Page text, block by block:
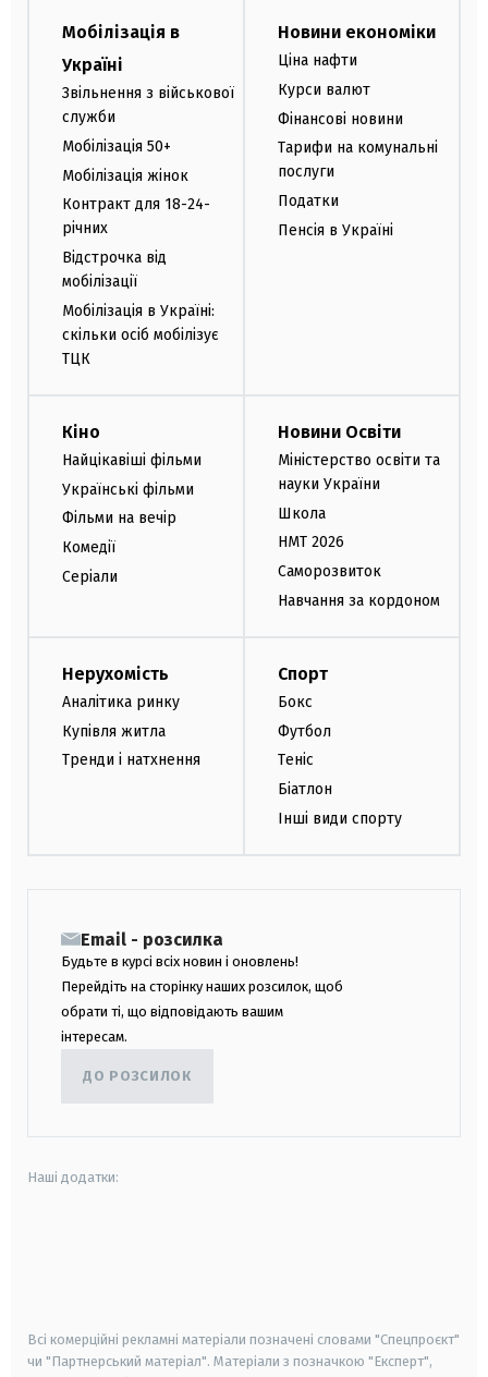
Мобілізація в
Україні
Звільнення з військової
служби
Мобілізація 50+
Мобілізація жінок
Контракт для 18-24-
річних
Відстрочка від
мобілізації
Мобілізація в Україні:
скільки осіб мобілізує
ТЦК
Новини економіки
Ціна нафти
Курси валют
Фінансові новини
Тарифи на комунальні
послуги
Податки
Пенсія в Україні
Кіно
Найцікавіші фільми
Українські фільми
Фільми на вечір
Комедії
Серіали
Новини Освіти
Міністерство освіти та
науки України
Школа
НМТ 2026
Саморозвиток
Навчання за кордоном
Нерухомість
Аналітика ринку
Купівля житла
Тренди і натхнення
Спорт
Бокс
Футбол
Теніс
Біатлон
Інші види спорту
Email - розсилка
Будьте в курсі всіх новин і оновлень!
Перейдіть на сторінку наших розсилок, щоб
обрати ті, що відповідають вашим
інтересам.
ДО РОЗСИЛОК
Наші додатки:
Всі комерційні рекламні матеріали позначені словами "Спецпроєкт"
чи "Партнерський матеріал". Матеріали з позначкою "Експерт",